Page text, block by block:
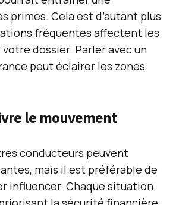
primes. Cela est d’autant plus
fréquentes affectent les
dossier. Parler avec un
peut éclairer les zones
le mouvement
conducteurs peuvent
mais il est préférable de
influencer. Chaque situation